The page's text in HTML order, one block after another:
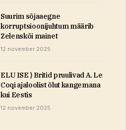
Suurim sõjaaegne
korruptsioonijuhtum määrib
Zelenskõi mainet
12 november 2025
ELU ISE ⟩ Britid pruulivad A. Le
Coqi ajaloolist õlut kangemana
kui Eestis
12 november 2025